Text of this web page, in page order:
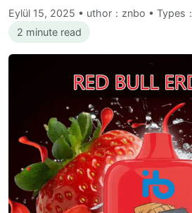
Eylül 15, 2025 • uthor：znbo • Types：
2 minute read